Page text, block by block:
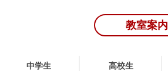
教室案内
中学生 高校生